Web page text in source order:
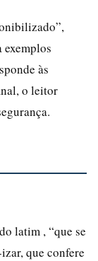
exemplos
às
o leitor
latim , “que se
que confere